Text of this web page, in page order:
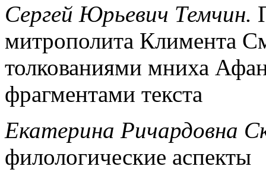
Сергей Юрьевич Темчин.
митрополита Климента
толкованиями мниха
фрагментами текста
Екатерина Ричардовна
филологические аспекты